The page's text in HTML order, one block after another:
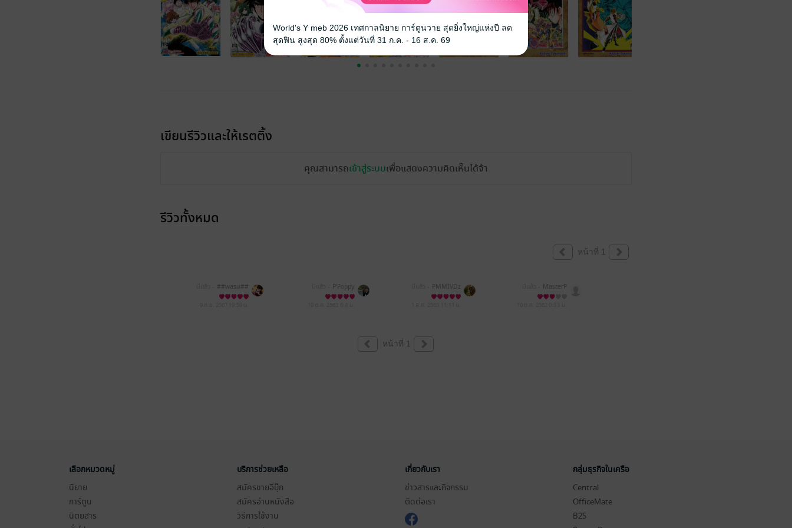
เขียนรีวิวและให้เรตติ้ง
คุณสามารถเข้าสู่ระบบเพื่อแสดงความคิดเห็นได้จ้า
รีวิวทั้งหมด
หน้าที่ 1
##wasu## P'Poppy PMMIVDz MasterP
หน้าที่ 1
เลือกหมวดหมู่
นิยาย
การ์ตูน
นิตยสาร
บริการช่วยเหลือ
สมัครขายอีบุ๊ก
สมัครอ่านหนังสือ
วิธีการใช้งาน
เกี่ยวกับเรา
ข่าวสารและกิจกรรม
ติดต่อเรา
กลุ่มธุรกิจในเครือ
Central
OfficeMate
B2S
World's Y meb 2026 เทศกาลนิยาย การ์ตูนวาย สุดยิ่งใหญ่แห่งปี ลด
สุดฟิน สูงสุด 80% ตั้งแต่วันที่ 31 ก.ค. - 16 ส.ค. 69